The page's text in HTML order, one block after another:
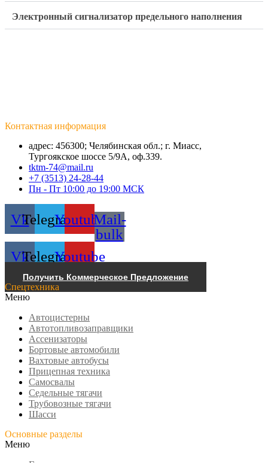
Электронный сигнализатор предельного наполнения
Контактная информация
адрес: 456300; Челябинская обл.; г. Миасс,
Тургоякское шоссе 5/9А, оф.339.
tktm-74@mail.ru
+7 (3513) 24-28-44
Пн - Пт 10:00 до 19:00 МСК
VkTelegramYoutubeMail-
bulk
VkTelegramYoutube
Получить Коммерческое Предложение
Спецтехника
Меню
Автоцистерны
Автотопливозаправщики
Ассенизаторы
Бортовые автомобили
Вахтовые автобусы
Прицепная техника
Самосвалы
Седельные тягачи
Трубовозные тягачи
Шасси
Основные разделы
Меню